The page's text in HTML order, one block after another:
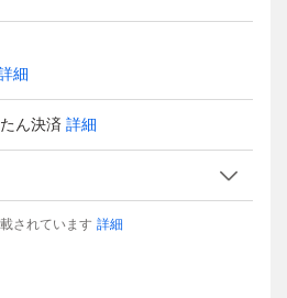
細
ん決済 詳細
されています 詳細